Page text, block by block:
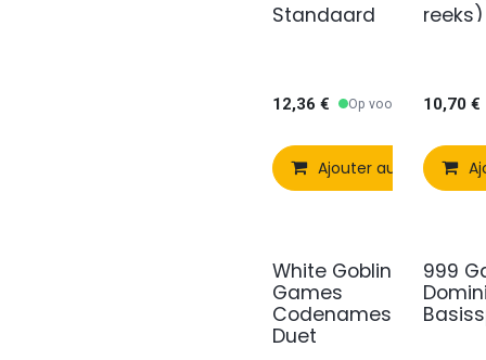
Standaard
12,36 € Op voorraad
Ajouter au panier
reeks)
10,70€
White Goblin
Games
Codenames
Duet
999